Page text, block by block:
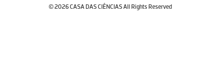
© 2026 CASA DAS CIÊNCIAS All Rights Reserved